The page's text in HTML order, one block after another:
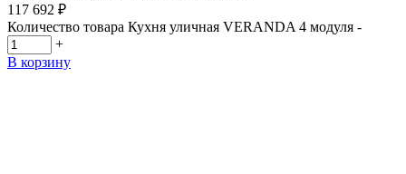
117 692 ₽
Количество товара Кухня уличная VERANDA 4 модуля -
+
В корзину